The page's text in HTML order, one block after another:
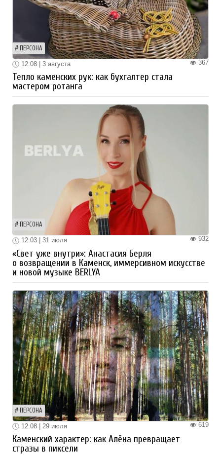
ПЕРСОНА
367
12:08 | 3 августа
Тепло каменских рук: как бухгалтер стала
мастером ротанга
ПЕРСОНА
932
12:03 | 31 июля
«Свет уже внутри»: Анастасия Берля
о возвращении в Каменск, иммерсивном искусстве
и новой музыке BERLYA
ПЕРСОНА
619
12:08 | 29 июля
Каменский характер: как Алёна превращает
стразы в пиксели